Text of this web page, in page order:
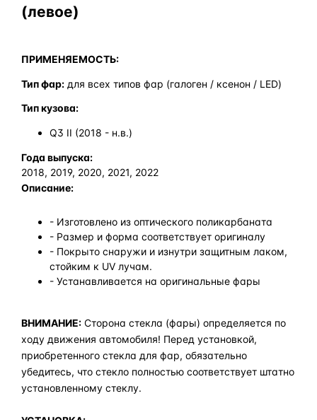
(левое)
ПРИМЕНЯЕМОСТЬ:
Тип фар: для всех типов фар (галоген / ксенон / LED)
Тип кузова:
Q3 II (2018 - н.в.)
Года выпуска:
2018, 2019, 2020, 2021, 2022
Описание:
- Изготовлено из оптического поликарбаната
- Размер и форма соответствует оригиналу
- Покрыто снаружи и изнутри защитным лаком,
стойким к UV лучам.
- Устанавливается на оригинальные фары
ВНИМАНИЕ: Сторона стекла (фары) определяется по
ходу движения автомобиля! Перед установкой,
приобретенного стекла для фар, обязательно
убедитесь, что стекло полностью соответствует штатно
установленному стеклу.